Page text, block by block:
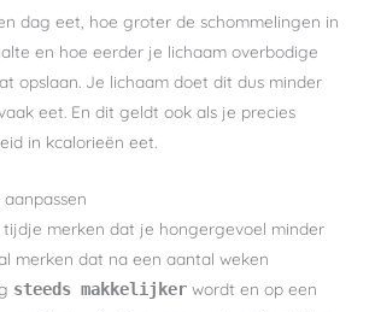
dag eet, hoe groter de schommelingen in
en hoe eerder je lichaam overbodige
opslaan. Je lichaam doet dit dus minder
eet. En dit geldt ook als je precies
in kcalorieën eet.
tijdje merken dat je hongergevoel minder
merken dat na een aantal weken
steeds makkelijker wordt en op een